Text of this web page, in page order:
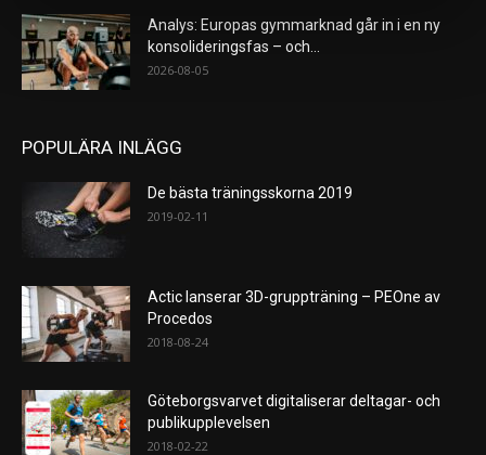
Analys: Europas gymmarknad går in i en ny
konsolideringsfas – och...
2026-08-05
POPULÄRA INLÄGG
De bästa träningsskorna 2019
2019-02-11
Actic lanserar 3D-gruppträning – PEOne av
Procedos
2018-08-24
Göteborgsvarvet digitaliserar deltagar- och
publikupplevelsen
2018-02-22